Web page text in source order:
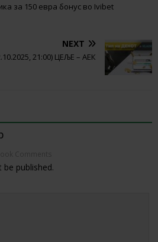
за 150 евра бонус во Ivibet
NEXT
21:00) ЦЕЉЕ – АЕК
published.